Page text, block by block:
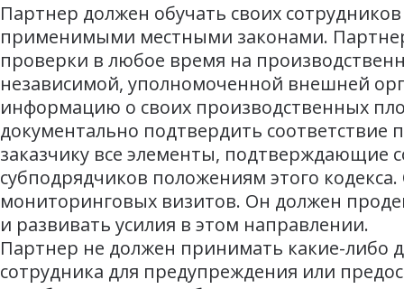
Партнер должен обучать своих
применимыми местными законами.
проверки в любое время на
независимой, уполномоченной внешней
информацию о своих производственных
документально подтвердить
заказчику все элементы, подтверждающие
субподрядчиков положениям этого
мониторинговых визитов. Он должен
и развивать усилия в этом направлении.
Партнер не должен принимать какие-
сотрудника для предупреждения или